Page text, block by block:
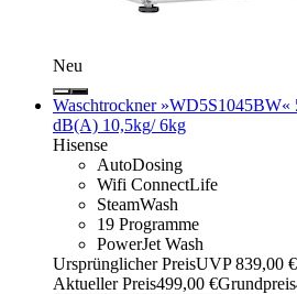
Neu
Waschtrockner »WD5S1045BW«
dB(A) 10,5kg/ 6kg
Hisense
AutoDosing
Wifi ConnectLife
SteamWash
19 Programme
PowerJet Wash
Ursprünglicher PreisUVP 839,00 €
Aktueller Preis499,00 €Grundpreis